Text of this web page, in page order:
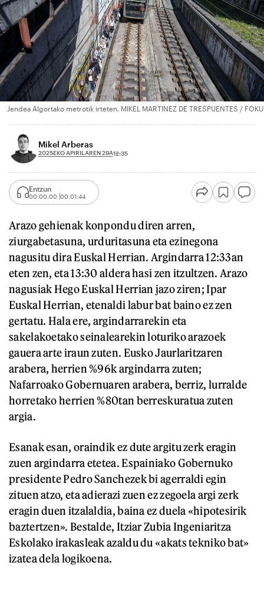
Jendea Algortako metrotik irteten. MIKEL MARTINEZ DE TRESPUENTES / FOKU
Mikel Arberas
2025EKO APIRILAREN 29A12:35
Entzun
00:00:00 00:01:44
Arazo gehienak konpondu diren arren,
ziurgabetasuna, urduritasuna eta ezinegona
nagusitu dira Euskal Herrian. Argindarra 12:33an
eten zen, eta 13:30 aldera hasi zen itzultzen. Arazo
nagusiak Hego Euskal Herrian jazo ziren; Ipar
Euskal Herrian, etenaldi labur bat baino ez zen
gertatu. Hala ere, argindarrarekin eta
sakelakoetako seinalearekin loturiko arazoek
gauera arte iraun zuten. Eusko Jaurlaritzaren
arabera, herrien %96k argindarra zuten;
Nafarroako Gobernuaren arabera, berriz, lurralde
horretako herrien %80tan berreskuratua zuten
argia.
Esanak esan, oraindik ez dute argitu zerk eragin
zuen argindarra etetea. Espainiako Gobernuko
presidente Pedro Sanchezek bi agerraldi egin
zituen atzo, eta adierazi zuen ez zegoela argi zerk
eragin duen itzalaldia, baina ez duela «hipotesirik
baztertzen». Bestalde, Itziar Zubia Ingeniaritza
Eskolako irakasleak azaldu du «akats tekniko bat»
izatea dela logikoena.